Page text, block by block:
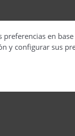
en
y configurar sus